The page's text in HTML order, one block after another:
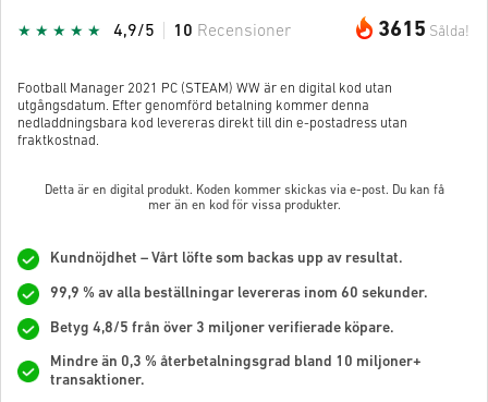
3615 Sålda!
4,9/5 10 Recensioner
Football Manager 2021 PC (STEAM) WW är en digital kod utan
utgångsdatum. Efter genomförd betalning kommer denna
nedladdningsbara kod levereras direkt till din e-postadress utan
fraktkostnad.
Detta är en digital produkt. Koden kommer skickas via e-post. Du kan få
mer än en kod för vissa produkter.
Kundnöjdhet – Vårt löfte som backas upp av resultat.
99,9 % av alla beställningar levereras inom 60 sekunder.
Betyg 4,8/5 från över 3 miljoner verifierade köpare.
Mindre än 0,3 % återbetalningsgrad bland 10 miljoner+
transaktioner.